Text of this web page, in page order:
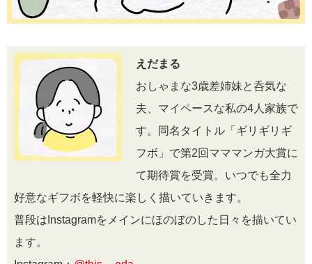
えだまる
おしゃまな3歳差姉妹と呑気な
夫、マイペースな私の4人家族で
す。同名タイトル「ギリギリギ
フボ」で第2回マママンガ大賞に
て期待賞を受賞。いつでも全力
好意なギフボを軽快に楽しく描いていきます。
普段はInstagramをメインにほのぼのした日々を描いてい
ます。